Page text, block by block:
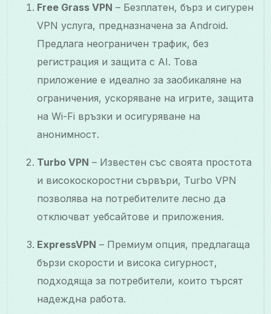
Free Grass VPN – Безплатен, бърз и сигурен
VPN услуга, предназначена за Android.
Предлага неограничен трафик, без
регистрация и защита с AI. Това
приложение е идеално за заобикаляне на
ограничения, ускоряване на игрите, защита
на Wi-Fi връзки и осигуряване на
анонимност.
Turbo VPN – Известен със своята простота
и високоскоростни сървъри, Turbo VPN
позволява на потребителите лесно да
отключват уебсайтове и приложения.
ExpressVPN – Премиум опция, предлагаща
бързи скорости и висока сигурност,
подходяща за потребители, които търсят
надеждна работа.